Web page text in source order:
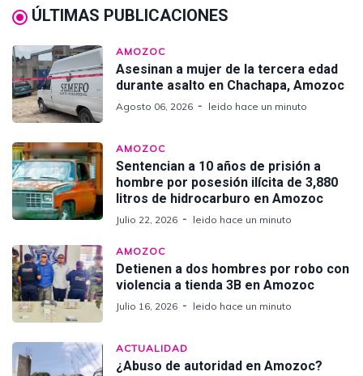
ÚLTIMAS PUBLICACIONES
AMOZOC
Asesinan a mujer de la tercera edad
durante asalto en Chachapa, Amozoc
Agosto 06, 2026 leido hace un minuto
AMOZOC
Sentencian a 10 años de prisión a
hombre por posesión ilícita de 3,880
litros de hidrocarburo en Amozoc
Julio 22, 2026 leido hace un minuto
AMOZOC
Detienen a dos hombres por robo con
violencia a tienda 3B en Amozoc
Julio 16, 2026 leido hace un minuto
ACTUALIDAD
¿Abuso de autoridad en Amozoc?